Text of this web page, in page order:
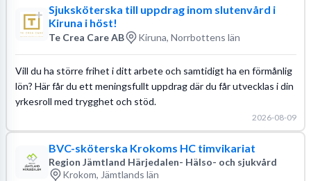
Sjuksköterska till uppdrag inom slutenvård i
Kiruna i höst!
Te Crea Care AB Kiruna, Norrbottens län
Vill du ha större frihet i ditt arbete och samtidigt ha en förmånlig
lön? Här får du ett meningsfullt uppdrag där du får utvecklas i din
yrkesroll med trygghet och stöd.
2026-08-09
BVC-sköterska Krokoms HC timvikariat
Region Jämtland Härjedalen- Hälso- och sjukvård
Krokom, Jämtlands län